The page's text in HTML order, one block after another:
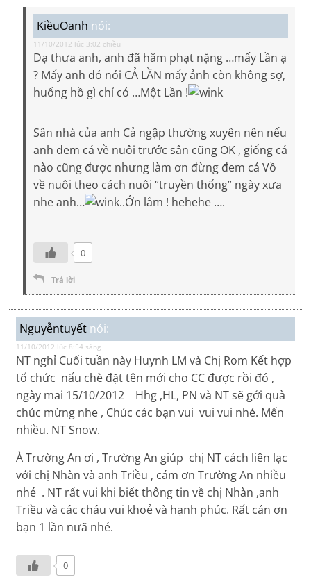
KiềuOanh nói:
11/10/2012 lúc 3:02 chiều
Dạ thưa anh, anh đã hăm phạt nặng …mấy Lần ạ
? Mấy anh đó nói CẢ LẦN mấy ảnh còn không sợ,
huống hồ gì chỉ có …Một Lần !
Sân nhà của anh Cả ngập thường xuyên nên nếu
anh đem cá về nuôi trước sân cũng OK , giống cá
nào cũng được nhưng làm ơn đừng đem cá Vồ
về nuôi theo cách nuôi “truyền thống” ngày xưa
nhe anh…
..Ớn lắm ! hehehe ….
0
Trả lời
Nguyễntuyết nói:
11/10/2012 lúc 8:54 sáng
NT nghỉ Cuối tuần này Huynh LM và Chị Rom Kết hợp
tổ chức nấu chè đặt tên mới cho CC được rồi đó ,
ngày mai 15/10/2012 Hhg ,HL, PN và NT sẽ gởi quà
chúc mừng nhe , Chúc các bạn vui vui vui nhé. Mến
nhiều. NT Snow.
À Trường An ơi , Trường An giúp chị NT cách liên lạc
với chị Nhàn và anh Triều , cám ơn Trường An nhiều
nhé . NT rất vui khi biết thông tin về chị Nhàn ,anh
Triều và các cháu vui khoẻ và hạnh phúc. Rất cán ơn
bạn 1 lần nưã nhé.
0